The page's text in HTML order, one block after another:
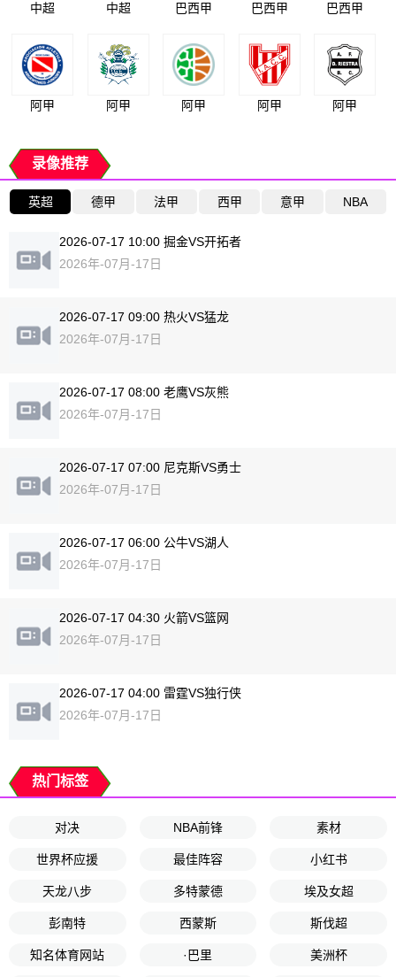
中超 中超 巴西甲 巴西甲 巴西甲
阿甲 阿甲 阿甲 阿甲 阿甲
录像推荐
英超 德甲 法甲 西甲 意甲 NBA
2026-07-17 10:00 掘金VS开拓者
2026年-07月-17日
2026-07-17 09:00 热火VS猛龙
2026年-07月-17日
2026-07-17 08:00 老鹰VS灰熊
2026年-07月-17日
2026-07-17 07:00 尼克斯VS勇士
2026年-07月-17日
2026-07-17 06:00 公牛VS湖人
2026年-07月-17日
2026-07-17 04:30 火箭VS篮网
2026年-07月-17日
2026-07-17 04:00 雷霆VS独行侠
2026年-07月-17日
热门标签
对决 NBA前锋 素材
世界杯应援 最佳阵容 小红书
天龙八步 多特蒙德 埃及女超
彭南特 西蒙斯 斯伐超
知名体育网站 ·巴里 美洲杯